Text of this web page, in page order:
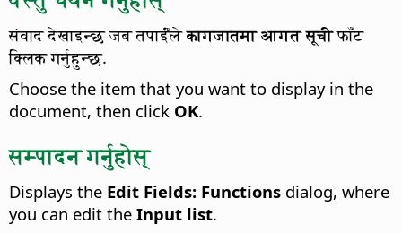
संवाद देखाइन्छ जब तपाईँंलेकागजातमा आगत सूचीफाँट
क्लिक गर्नुहुन्छ.
Choose the item that you want to display in the
document, then click OK.
सम्पादन गर्नुहोस्
Displays the Edit Fields: Functions dialog, where
you can edit the Input list.